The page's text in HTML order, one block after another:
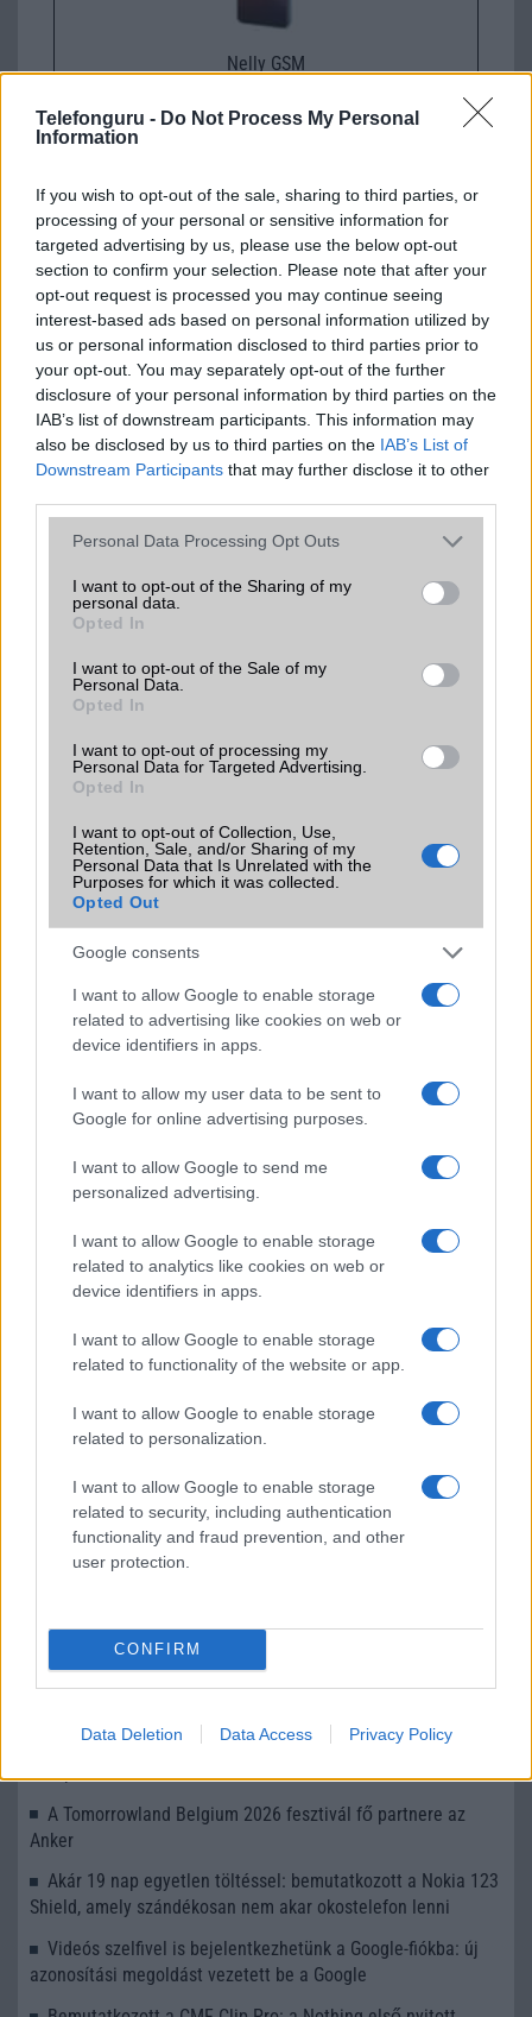
Telefonguru - Do Not Process My Personal
Information
If you wish to opt-out of the sale, sharing to third parties, or
processing of your personal or sensitive information for
targeted advertising by us, please use the below opt-out
section to confirm your selection. Please note that after your
opt-out request is processed you may continue seeing
interest-based ads based on personal information utilized by
us or personal information disclosed to third parties prior to
your opt-out. You may separately opt-out of the further
disclosure of your personal information by third parties on the
IAB’s list of downstream participants. This information may
also be disclosed by us to third parties on the IAB’s List of
Downstream Participants that may further disclose it to other
Please note that this website/app uses one or more Google
not limited to your visit or usage behaviour. You may click to
grant or deny consent to Google and its third-party tags to
use your data for below specified purposes in below Google
consent section.
Personal Data Processing Opt Outs
I want to opt-out of the Sharing of my
personal data.
Opted In
I want to opt-out of the Sale of my
Personal Data.
Opted In
I want to opt-out of processing my
Personal Data for Targeted Advertising.
Opted In
I want to opt-out of Collection, Use,
Retention, Sale, and/or Sharing of my
Personal Data that Is Unrelated with the
Purposes for which it was collected.
Opted Out
Google consents
I want to allow Google to enable storage
related to advertising like cookies on web or
device identifiers in apps.
I want to allow my user data to be sent to
Google for online advertising purposes.
I want to allow Google to send me
personalized advertising.
I want to allow Google to enable storage
related to analytics like cookies on web or
device identifiers in apps.
I want to allow Google to enable storage
related to functionality of the website or app.
I want to allow Google to enable storage
related to personalization.
I want to allow Google to enable storage
related to security, including authentication
functionality and fraud prevention, and other
user protection.
CONFIRM
Data Deletion Data Access Privacy Policy
Nelly GSM
Euro Gsm
392.000 Ft (új)
Brutális akkumulátorral érkezett a
2026.05.08| GSM Arena
Snapdragon 7s Gen 4 chip, 8000 mAh-s telep és extrém
strapabíróság a középkategóriában.
Hatalmas akkumulátorral érkezett a
OnePlus Nord CE6 Lite
7000 mAh-s telep, 144 Hz-es kijelző és új MediaTek chip
az elérhetőbb árkategóriában.
privacy kijelző más Android
csúcsmodellekbe is
2026.02.23| 9to5Google
A Galaxy S26 Ultra új Privacy Display kijelzője teljesen új
szintre emelheti a mobilos adatvédelmet – és már idén
több androidos csúcstelefonban is feltűnhet.
Olcsó telefon nyomta le az iPhone-t
Gyorsasági tesztet készített a Phone Buff és egy igencsak
jó ár-érték arányú modell verte meg.
KAPCSOLÓDÓ HÍREK
A Telekom a legjobb Európában
Galaxy A27 5G
Újabb pletyka rengetheti meg az Android piacát: a OnePlus
Egy korszaknak vége: a OnePlus hivatalosan is kivonul
Európából és Észak-Amerikából
A Tomorrowland Belgium 2026 fesztivál fő partnere az
Anker
Akár 19 nap egyetlen töltéssel: bemutatkozott a Nokia 123
Shield, amely szándékosan nem akar okostelefon lenni
Videós szelfivel is bejelentkezhetünk a Google-fiókba: új
azonosítási megoldást vezetett be a Google